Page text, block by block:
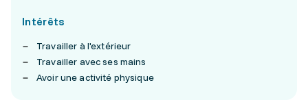
Intérêts
Travailler à l'extérieur
Travailler avec ses mains
Avoir une activité physique